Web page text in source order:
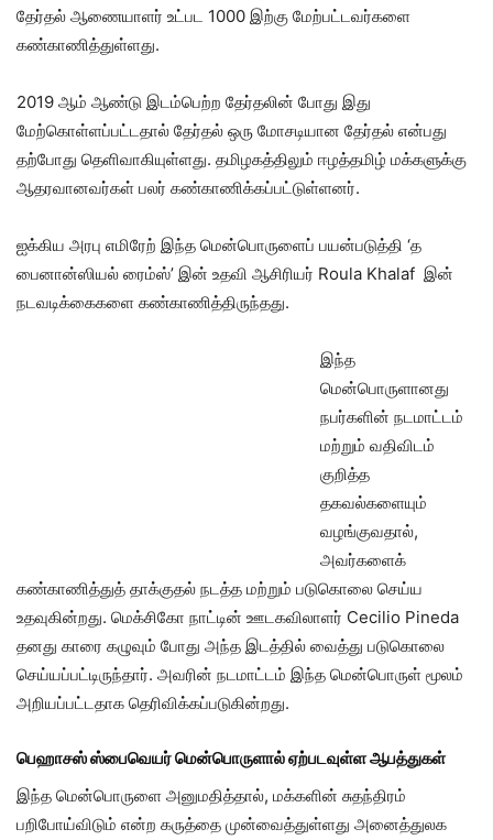
தேர்தல் ஆணையாளர் உட்பட 1000 இற்கு மேற்பட்டவர்களை
கண்காணித்துள்ளது.
2019 ஆம் ஆண்டு இடம்பெற்ற தேர்தலின் போது இது
மேற்கொள்ளப்பட்டதால் தேர்தல் ஒரு மோசடியான தேர்தல் என்பது
தற்போது தெளிவாகியுள்ளது. தமிழகத்திலும் ஈழத்தமிழ் மக்களுக்கு
ஆதரவானவர்கள் பலர் கண்காணிக்கப்பட்டுள்ளனர்.
ஐக்கிய அரபு எமிரேற் இந்த மென்பொருளைப் பயன்படுத்தி ‘த
பைனான்ஸியல் ரைம்ஸ்’ இன் உதவி ஆசிரியர் Roula Khalaf இன்
நடவடிக்கைகளை கண்காணித்திருந்தது.
இந்த
மென்பொருளானது
நபர்களின் நடமாட்டம்
மற்றும் வதிவிடம்
குறித்த
தகவல்களையும்
வழங்குவதால்,
அவர்களைக்
கண்காணித்துத் தாக்குதல் நடத்த மற்றும் படுகொலை செய்ய
உதவுகின்றது. மெக்சிகோ நாட்டின் ஊடகவிலாளர் Cecilio Pineda
தனது காரை கழுவும் போது அந்த இடத்தில் வைத்து படுகொலை
செய்யப்பட்டிருந்தார். அவரின் நடமாட்டம் இந்த மென்பொருள் மூலம்
அறியப்பட்டதாக தெரிவிக்கப்படுகின்றது.
பெஹாசஸ் ஸ்பைவெயர் மென்பொருளால் ஏற்படவுள்ள ஆபத்துகள்
இந்த மென்பொருளை அனுமதித்தால், மக்களின் சுதந்திரம்
பறிபோய்விடும் என்ற கருத்தை முன்வைத்துள்ளது அனைத்துலக